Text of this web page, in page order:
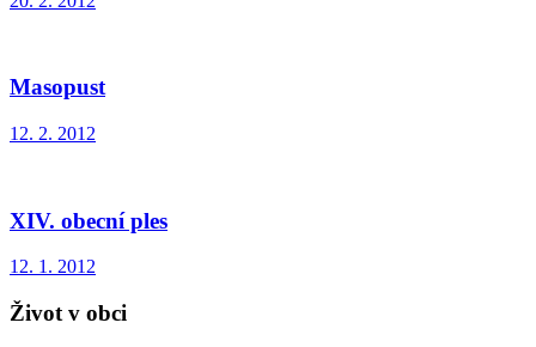
Masopust
12. 2. 2012
XIV. obecní ples
12. 1. 2012
Život v obci